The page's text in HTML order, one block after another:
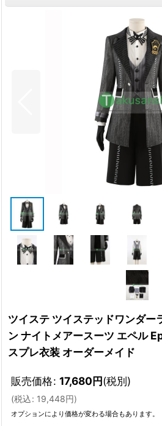
ツイステ ツイステッドワンダ
ン ナイトメアースーツ エペル
スプレ衣装 オーダーメイド
販売価格: 17,680円(税別)
(税込: 19,448円)
オプションにより価格が変わる場合もあります。